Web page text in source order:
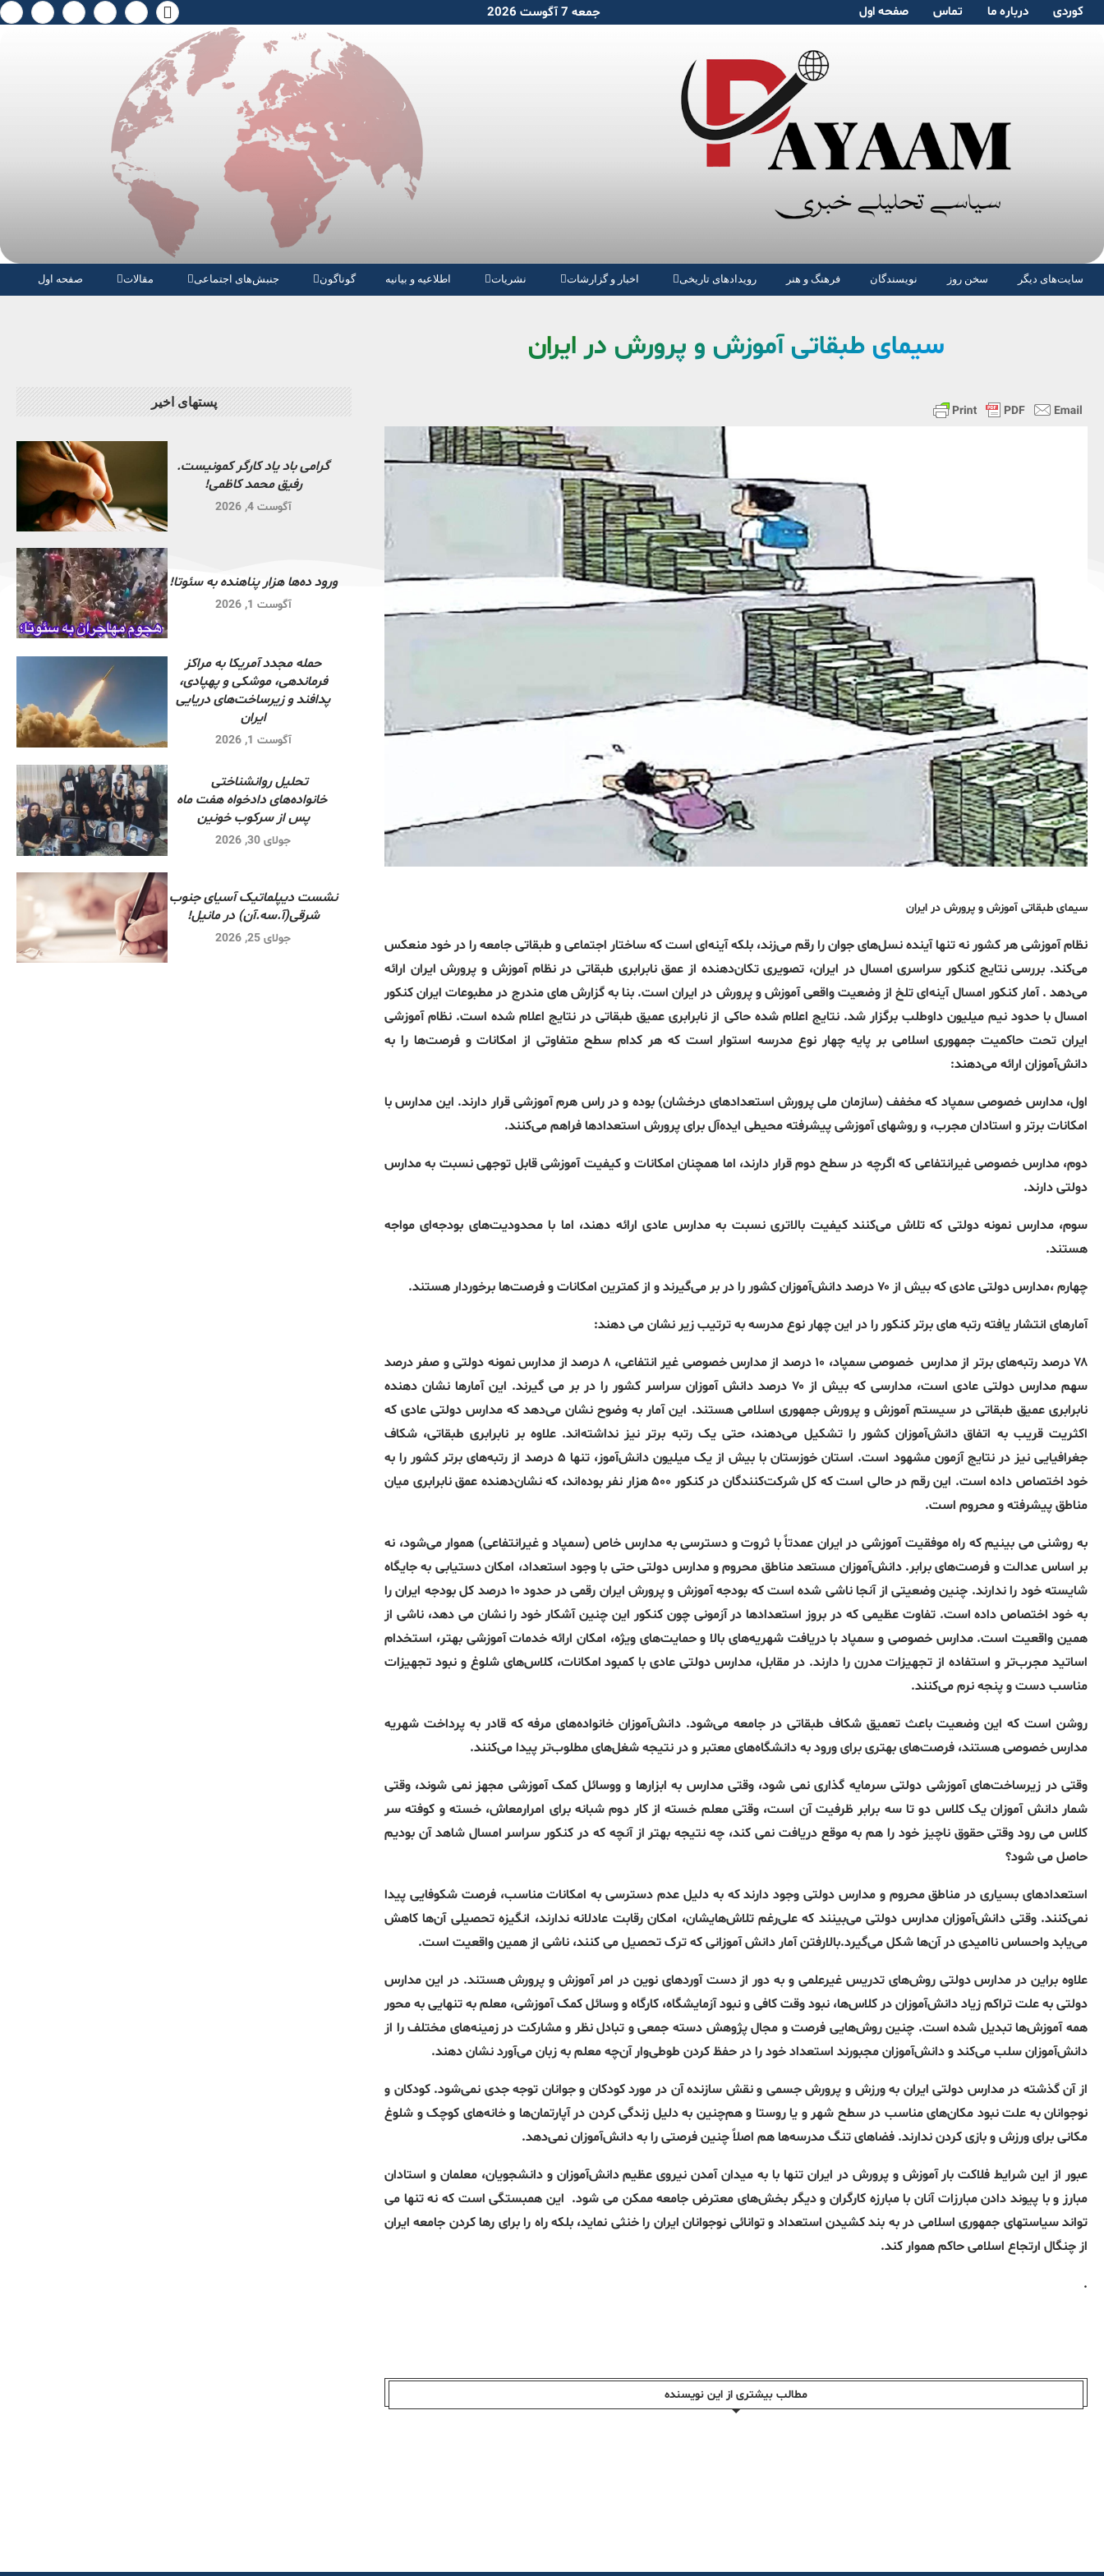
صفحە اول تماس دربارە ما کوردی جمعه 7 آگوست 2026
صفحە اول مقالات جنبش‌های اجتماعی گوناگون اطلاعیه و بیانیه نشریات اخبار و گزارشات رویدادهای تاریخی فرهنگ و هنر نویسندگان سخن روز سایت‌های دیگر
سیمای طبقاتی آموزش و پرورش در ایران
سیمای طبقاتی آموزش و پرورش در ایران
نظام آموزشی هر کشور نه تنها آینده نسل‌های جوان را رقم می‌زند، بلکه آینه‌ای است که ساختار اجتماعی و طبقاتی جامعه را در خود منعکس
می‌کند. بررسی نتایج کنکور سراسری امسال در ایران، تصویری تکان‌دهنده از عمق نابرابری طبقاتی در نظام آموزش و پرورش ایران ارائه
می‌دهد . آمار کنکور امسال آینه‌ای تلخ از وضعیت واقعی آموزش و پرورش در ایران است. بنا به گزارش های مندرج در مطبوعات ایران کنکور
امسال با حدود نیم میلیون داوطلب برگزار شد. نتایج اعلام شده حاکی از نابرابری عمیق طبقاتی در نتایج اعلام شده است. نظام آموزشی
ایران تحت حاکمیت جمهوری اسلامی بر پایه چهار نوع مدرسه استوار است که هر کدام سطح متفاوتی از امکانات و فرصت‌ها را به
دانش‌آموزان ارائه می‌دهند:
اول، مدارس خصوصی سمپاد که مخفف (سازمان ملی پرورش استعدادهای درخشان) بوده و در راس هرم آموزشی قرار دارند. این مدارس با
امکانات برتر و استادان مجرب، و روشهای آموزشی پیشرفته محیطی ایده‌آل برای پرورش استعدادها فراهم می‌کنند.
دوم، مدارس خصوصی غیرانتفاعی که اگرچه در سطح دوم قرار دارند، اما همچنان امکانات و کیفیت آموزشی قابل توجهی نسبت به مدارس
دولتی دارند.
سوم، مدارس نمونه دولتی که تلاش می‌کنند کیفیت بالاتری نسبت به مدارس عادی ارائه دهند، اما با محدودیت‌های بودجه‌ای مواجه
هستند.
چهارم ،مدارس دولتی عادی که بیش از ۷۰ درصد دانش‌آموزان کشور را در بر می‌گیرند و از کمترین امکانات و فرصت‌ها برخوردار هستند.
آمارهای انتشار یافته رتبه های برتر کنکور را در این چهار نوع مدرسه به ترتیب زیر نشان می دهند:
۷۸ درصد رتبه‌های برتر از مدارس
خصوصی سمپاد، ۱۰ درصد از مدارس خصوصی غیر انتفاعی، ۸ درصد از مدارس نمونه دولتی و صفر درصد
سهم مدارس دولتی عادی است، مدارسی که بیش از ۷۰ درصد دانش آموزان سراسر کشور را در بر می گیرند. این آمارها نشان دهنده
نابرابری عمیق طبقاتی در سیستم آموزش و پرورش جمهوری اسلامی هستند. این آمار به وضوح نشان می‌دهد که مدارس دولتی عادی که
اکثریت قریب به اتفاق دانش‌آموزان کشور را تشکیل می‌دهند، حتی یک رتبه برتر نیز نداشته‌اند. علاوه بر نابرابری طبقاتی، شکاف
جغرافیایی نیز در نتایج آزمون مشهود است. استان خوزستان با بیش از یک میلیون دانش‌آموز، تنها ۵ درصد از رتبه‌های برتر کشور را به
خود اختصاص داده است. این رقم در حالی است که کل شرکت‌کنندگان در کنکور ۵۰۰ هزار نفر بوده‌اند، که نشان‌دهنده عمق نابرابری میان
مناطق پیشرفته و محروم است.
به روشنی می بینیم که راه موفقیت آموزشی در ایران عمدتاً با ثروت و دسترسی به مدارس خاص (سمپاد و غیرانتفاعی) هموار می‌شود، نه
بر اساس عدالت و فرصت‌های برابر. دانش‌آموزان مستعد مناطق محروم و مدارس دولتی حتی با وجود استعداد، امکان دستیابی به جایگاه
شایسته خود را ندارند. چنین وضعیتی از آنجا ناشی شده است که بودجه آموزش و پرورش ایران رقمی در حدود ۱۰ درصد کل بودجه ایران را
به خود اختصاص داده است. تفاوت عظیمی که در بروز استعدادها در آزمونی چون کنکور این چنین آشکار خود را نشان می دهد، ناشی از
همین واقعیت است. مدارس خصوصی و سمپاد با دریافت شهریه‌های بالا و حمایت‌های ویژه، امکان ارائه خدمات آموزشی بهتر، استخدام
اساتید مجرب‌تر و استفاده از تجهیزات مدرن را دارند. در مقابل، مدارس دولتی عادی با کمبود امکانات، کلاس‌های شلوغ و نبود تجهیزات
مناسب دست و پنجه نرم می‌کنند.
روشن است که این وضعیت باعث تعمیق شکاف طبقاتی در جامعه می‌شود. دانش‌آموزان خانواده‌های مرفه که قادر به پرداخت شهریه
مدارس خصوصی هستند، فرصت‌های بهتری برای ورود به دانشگاه‌های معتبر و در نتیجه شغل‌های مطلوب‌تر پیدا می‌کنند.
وقتی در زیرساخت‌های آموزشی دولتی سرمایه گذاری نمی شود، وقتی مدارس به ابزارها و ووسائل کمک آموزشی مجهز نمی شوند، وقتی
شمار دانش آموزان یک کلاس دو تا سه برابر ظرفیت آن است، وقتی معلم خسته از کار دوم شبانه برای امرارمعاش، خسته و کوفته سر
کلاس می رود وقتی حقوق ناچیز خود را هم به موقع دریافت نمی کند، چه نتیجه بهتر از آنچه که در کنکور سراسر امسال شاهد آن بودیم
حاصل می شود؟
استعدادهای بسیاری در مناطق محروم و مدارس دولتی وجود دارند که به دلیل عدم دسترسی به امکانات مناسب، فرصت شکوفایی پیدا
نمی‌کنند. وقتی دانش‌آموزان مدارس دولتی می‌بینند که علی‌رغم تلاش‌هایشان، امکان رقابت عادلانه ندارند، انگیزه تحصیلی آن‌ها کاهش
می‌یابد واحساس ناامیدی در آن‌ها شکل می‌گیرد.بالارفتن آمار دانش آموزانی که ترک تحصیل می کنند، ناشی از همین واقعیت است.
علاوه براین در مدارس دولتی روش‌های تدریس غیرعلمی و به دور از دست آوردهای نوین در امر آموزش و پرورش هستند. در این مدارس
دولتی به علت تراکم زیاد دانش‌آموزان در کلاس‌ها، نبود وقت کافی و نبود آزمایشگاه، کارگاه و وسائل کمک آموزشی، معلم به تنهایی به محور
همه آموزش‌ها تبدیل شده است. چنین روش‌هایی فرصت و مجال پژوهش دسته جمعی و تبادل نظر و مشارکت در زمینه‌های مختلف را از
دانش‌آموزان سلب می‌کند و دانش‌آموزان مجبورند استعداد خود را در حفظ کردن طوطی‌وار آن‌چه معلم به زبان می‌آورد نشان دهند.
از آن گذشته در مدارس دولتی ایران به ورزش و پرورش جسمی و نقش سازنده آن در مورد کودکان و جوانان توجه جدی نمی‌شود. کودکان و
نوجوانان به علت نبود مکان‌های مناسب در سطح شهر و یا روستا و هم‌چنین به دلیل زندگی کردن در آپارتمان‌ها و خانه‌های کوچک و شلوغ
مکانی برای ورزش و بازی کردن ندارند. فضاهای تنگ مدرسه‌ها هم اصلاً چنین فرصتی را به دانش‌آموزان نمی‌دهد.
عبور از این شرایط فلاکت بار آموزش و پرورش در ایران تنها با به میدان آمدن نیروی عظیم دانش‌آموزان و دانشجویان، معلمان و استادان
مبارز و با پیوند دادن مبارزات آنان با مبارزه کارگران و دیگر بخش‌های معترض جامعه ممکن می شود. این همبستگی است که نه تنها می
تواند سیاستهای جمهوری اسلامی در به بند کشیدن استعداد و توانائی نوجوانان ایران را خنثی نماید، بلکه راه را برای رها کردن جامعه ایران
از چنگال ارتجاع اسلامی حاکم هموار کند.
.
مطالب بیشتری از این نویسندە
پستهای اخیر
گرامی باد یاد کارگر کمونیست.
رفیق محمد کاظمی!
آگوست 4, 2026
ورود ده‌ها هزار پناهنده به سئوتا!
آگوست 1, 2026
حمله مجدد آمریکا به مراکز
فرماندهی، موشکی و پهپادی،
پدافند و زیرساخت‌های دریایی
ایران
آگوست 1, 2026
تحلیل روانشناختی
خانواده‌های دادخواه هفت ماه
پس از سرکوب خونین
جولای 30, 2026
نشست دیپلماتیک آسیای جنوب
شرقی‌(آ.سه.آن) در مانیل!
جولای 25, 2026